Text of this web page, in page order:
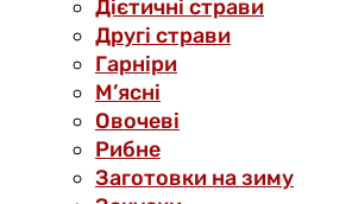
Дієтичні страви
Другі страви
Гарніри
М’ясні
Овочеві
Рибне
Заготовки на зиму